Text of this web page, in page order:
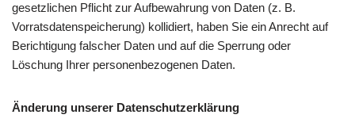
gesetzlichen Pflicht zur Aufbewahrung von Daten (z. B.
Vorratsdatenspeicherung) kollidiert, haben Sie ein Anrecht auf
Berichtigung falscher Daten und auf die Sperrung oder
Löschung Ihrer personenbezogenen Daten.
Änderung unserer Datenschutzerklärung